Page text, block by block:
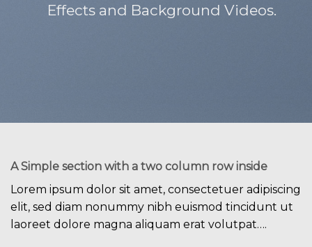
Effects and Background Videos.
A Simple section with a two column row inside
Lorem ipsum dolor sit amet, consectetuer adipiscing
elit, sed diam nonummy nibh euismod tincidunt ut
laoreet dolore magna aliquam erat volutpat….